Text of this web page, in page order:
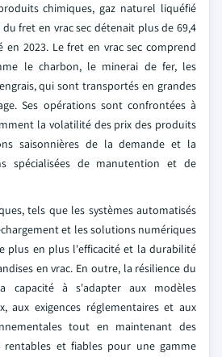
chimiques, gaz naturel liquéfié
du fret en vrac sec détenait plus de 69,4
2023. Le fret en vrac sec comprend
le charbon, le minerai de fer, les
qui sont transportés en grandes
Ses opérations sont confrontées à
la volatilité des prix des produits
saisonnières de la demande et la
spécialisées de manutention et de
tels que les systèmes automatisés
et les solutions numériques
plus en plus l'efficacité et la durabilité
en vrac. En outre, la résilience du
capacité à s'adapter aux modèles
aux exigences réglementaires et aux
tout en maintenant des
et fiables pour une gamme